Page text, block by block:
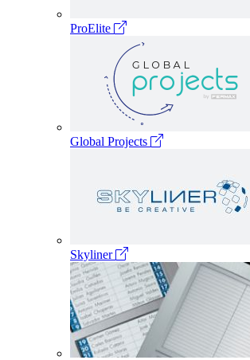
ProElite
Global Projects
Skyliner